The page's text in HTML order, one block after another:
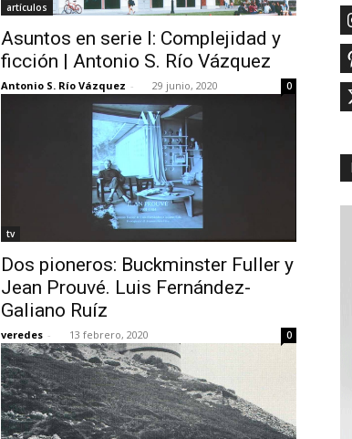
artículos
Asuntos en serie I: Complejidad y
ficción | Antonio S. Río Vázquez
Antonio S. Río Vázquez - 29 junio, 2020 0
tv
Dos pioneros: Buckminster Fuller y
Jean Prouvé. Luis Fernández-
Galiano Ruíz
veredes - 13 febrero, 2020 0